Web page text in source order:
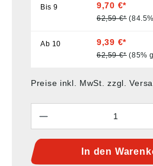
Bis9 9,70 €*
62,59 €*
Ab 10 9,39 €*
62,59 €* (85%
Preise inkl. MwSt. zzgl.
In den